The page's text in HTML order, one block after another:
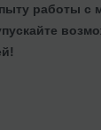
работы